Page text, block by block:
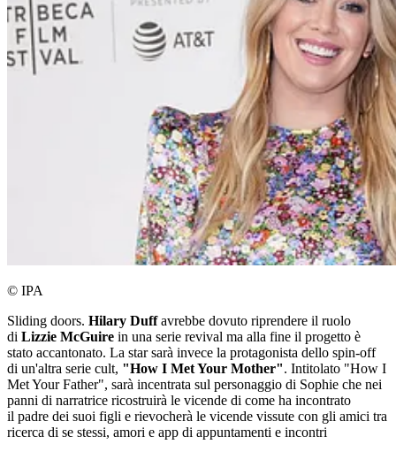
© IPA
Sliding doors. Hilary Duffavrebbe dovuto riprendere il ruolo
di Lizzie McGuire in una serie revival ma alla fine il progetto è
stato accantonato. La star sarà invece la protagonista dello spin-off
di un'altra serie cult, "How I Met Your Mother". Intitolato "How I
Met Your Father", sarà incentrata sul personaggio di Sophie che nei
panni di narratrice ricostruirà le vicende di come ha incontrato
il padre dei suoi figli e rievocherà le vicende vissute con gli amici tra
ricerca di se stessi, amori e app di appuntamenti e incontri